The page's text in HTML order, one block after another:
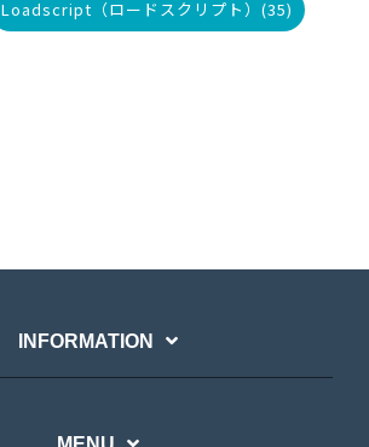
Loadscript（ロードスクリプト） (35)
INFORMATION